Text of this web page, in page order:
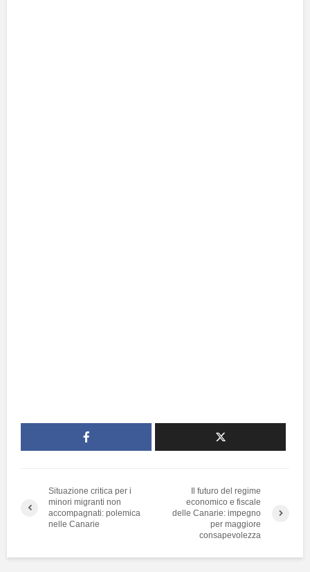
Situazione critica per i
minori migranti non
accompagnati: polemica
nelle Canarie
Il futuro del regime
economico e fiscale
delle Canarie: impegno
per maggiore
consapevolezza